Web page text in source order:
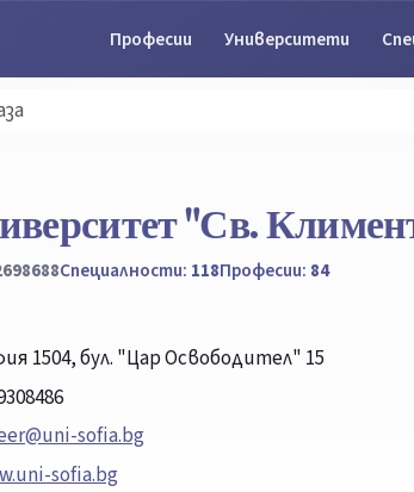
Професии Университети
"Св.
Специалности: 118Професии: 84
1504, бул. "Цар Освободител" 15
sofia.bg
sofia.bg